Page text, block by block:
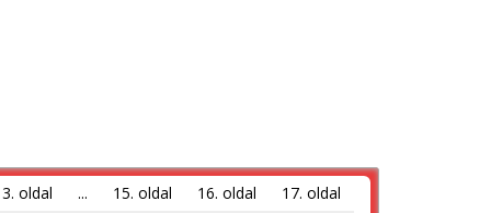
3. oldal ... 15. oldal 16. oldal 17. oldal